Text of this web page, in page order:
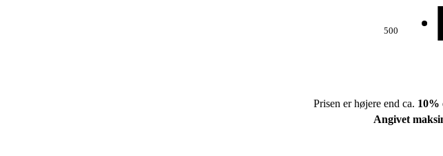
500
Prisen er højere end ca. 10%
Angivet